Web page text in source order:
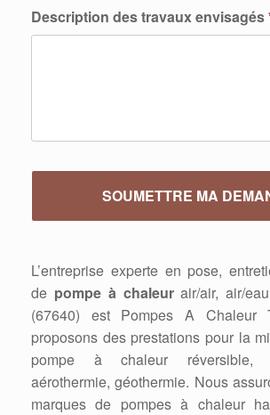
Description des travaux envisagés
L’entreprise experte en pose,
de pompe à chaleurair/air, air/
(67640) est Pompes A Chaleur
proposons des prestations pour la
pompe à chaleur réversible,
aérothermie, géothermie. Nous
marques de pompes à chaleur